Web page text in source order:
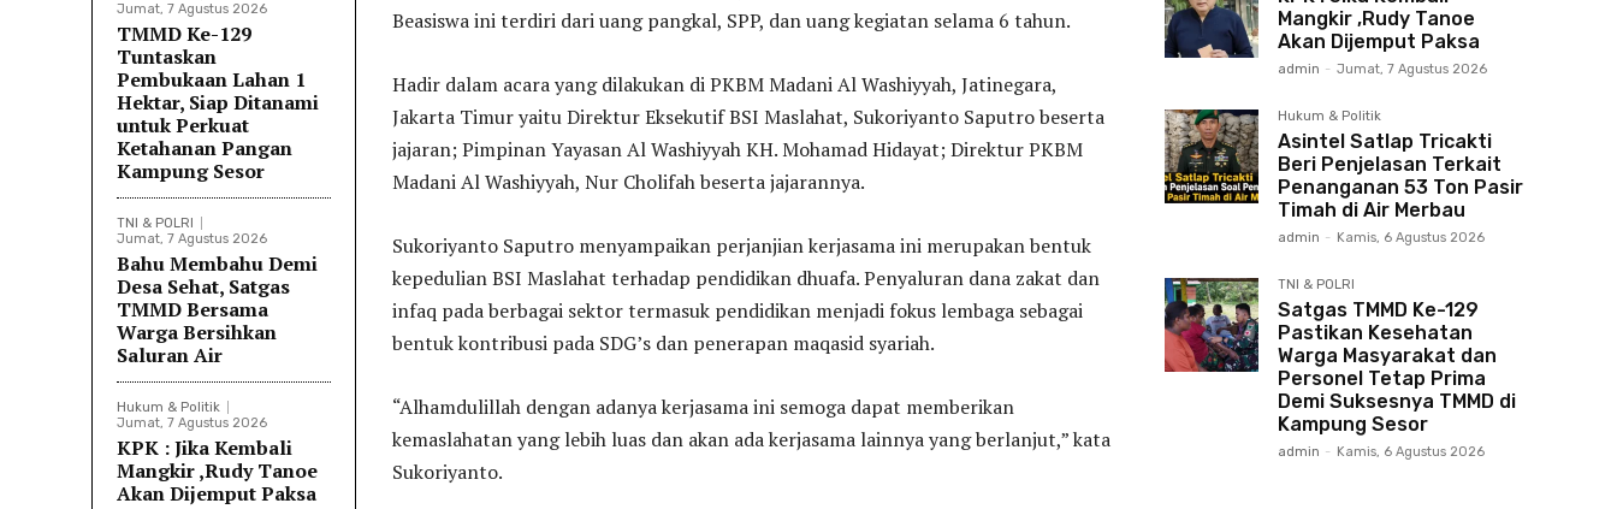
Jumat, 7 Agustus 2026
TMMD Ke-129
Tuntaskan
Pembukaan Lahan 1
Hektar, Siap Ditanami
untuk Perkuat
Ketahanan Pangan
Kampung Sesor
TNI & POLRI
Jumat, 7 Agustus 2026
Bahu Membahu Demi
Desa Sehat, Satgas
TMMD Bersama
Warga Bersihkan
Saluran Air
Hukum & Politik
Jumat, 7 Agustus 2026
KPK : Jika Kembali
Mangkir ,Rudy Tanoe
Akan Dijemput Paksa
Beasiswa ini terdiri dari uang pangkal, SPP, dan uang kegiatan selama 6 tahun.
Hadir dalam acara yang dilakukan di PKBM Madani Al Washiyyah, Jatinegara,
Jakarta Timur yaitu Direktur Eksekutif BSI Maslahat, Sukoriyanto Saputro beserta
jajaran; Pimpinan Yayasan Al Washiyyah KH. Mohamad Hidayat; Direktur PKBM
Madani Al Washiyyah, Nur Cholifah beserta jajarannya.
Sukoriyanto Saputro menyampaikan perjanjian kerjasama ini merupakan bentuk
kepedulian BSI Maslahat terhadap pendidikan dhuafa. Penyaluran dana zakat dan
infaq pada berbagai sektor termasuk pendidikan menjadi fokus lembaga sebagai
bentuk kontribusi pada SDG’s dan penerapan maqasid syariah.
“Alhamdulillah dengan adanya kerjasama ini semoga dapat memberikan
kemaslahatan yang lebih luas dan akan ada kerjasama lainnya yang berlanjut,” kata
Sukoriyanto.
Mangkir ,Rudy Tanoe
Akan Dijemput Paksa
admin - Jumat, 7 Agustus 2026
Hukum & Politik
Asintel Satlap Tricakti
Beri Penjelasan Terkait
Penanganan 53 Ton Pasir
Timah di Air Merbau
admin - Kamis, 6 Agustus 2026
TNI & POLRI
Satgas TMMD Ke-129
Pastikan Kesehatan
Warga Masyarakat dan
Personel Tetap Prima
Demi Suksesnya TMMD di
Kampung Sesor
admin - Kamis, 6 Agustus 2026